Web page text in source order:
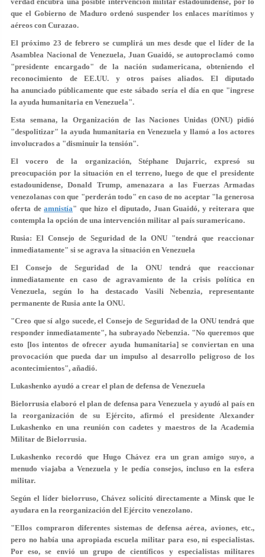
que el Gobierno de Maduro ordenó suspender los enlaces marítimos y
aéreos con Curazao.
El próximo 23 de febrero se cumplirá un mes desde que el líder de la
Asamblea Nacional de Venezuela, Juan Guaidó, se autoproclamó como
"presidente encargado" de la nación sudamericana, obteniendo el
reconocimiento de EE.UU. y otros países aliados. El diputado
ha anunciado públicamente queeste sábado sería el día en que "ingrese
la ayuda humanitaria en Venezuela".
Esta semana, la Organización de las Naciones Unidas (ONU) pidió
"despolitizar" la ayuda humanitaria en Venezuela y llamó a los actores
involucrados a "disminuir la tensión".
El vocero de la organización, Stéphane Dujarric, expresó su
preocupación por la situación en el terreno, luego de que el presidente
estadounidense, Donald Trump, amenazara a las Fuerzas Armadas
venezolanas con que "perderán todo" en caso de no aceptar "la generosa
oferta deamnistía" que hizo el diputado, Juan Guaidó, y reiterara que
contempla la opción de una intervención militar al país suramericano.
Rusia: El Consejo de Seguridad de la ONU "tendrá que reaccionar
inmediatamente" si se agrava la situación en Venezuela
El Consejo de Seguridad de la ONU tendrá que reaccionar
inmediatamente en caso de agravamiento de la crisis política en
Venezuela, según lo ha destacado Vasili Nebenzia, representante
permanente de Rusia ante la ONU.
"Creo que sí algo sucede, el Consejo de Seguridad de la ONU tendrá que
responder inmediatamente", ha subrayado Nebenzia. "No queremos que
esto [los intentos de ofrecer ayuda humanitaria] se conviertan en una
provocación que pueda dar un impulso al desarrollo peligroso de los
acontecimientos", añadió.
Lukashenko ayudó a crear el plan de defensa de Venezuela
Bielorrusia elaboró el plan de defensa para Venezuela y ayudó al país en
la reorganización de su Ejército, afirmó el presidente Alexander
Lukashenko en una reunión con cadetes y maestros de la Academia
Militar de Bielorrusia.
Lukashenko recordó que Hugo Chávez era un gran amigo suyo, a
menudo viajaba a Venezuela y le pedía consejos, incluso en la esfera
militar.
Según el líder bielorruso, Chávez solicitó directamente a Minsk que le
ayudara en la reorganización del Ejército venezolano.
"Ellos compraron diferentes sistemas de defensa aérea, aviones, etc.,
pero no había una apropiada escuela militar para eso, ni especialistas.
Por eso, se envió un grupo de científicos y especialistas militares